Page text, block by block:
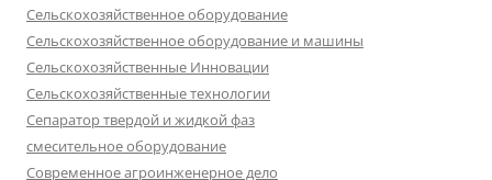
Сельскохозяйственное оборудование
Сельскохозяйственное оборудование и машины
Сельскохозяйственные Инновации
Сельскохозяйственные технологии
Сепаратор твердой и жидкой фаз
смесительное оборудование
Современное агроинженерное дело